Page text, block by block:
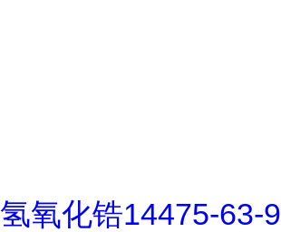
氢氧化锆14475-63-9